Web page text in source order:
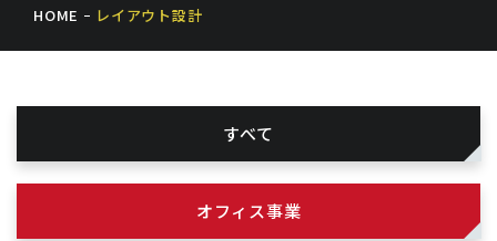
HOME レイアウト設計
すべて
オフィス事業